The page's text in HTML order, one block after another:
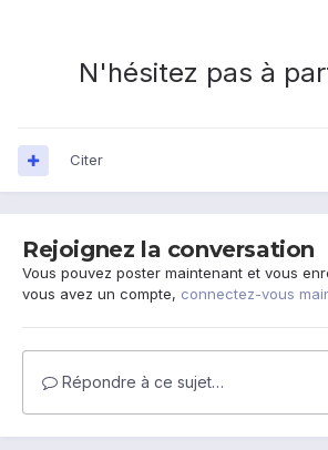
N'hésitez pas à
Citer
Rejoignez la conversation
Vous pouvez poster maintenant et vous
vous avez un compte, connectez-vous
Répondre à ce sujet…